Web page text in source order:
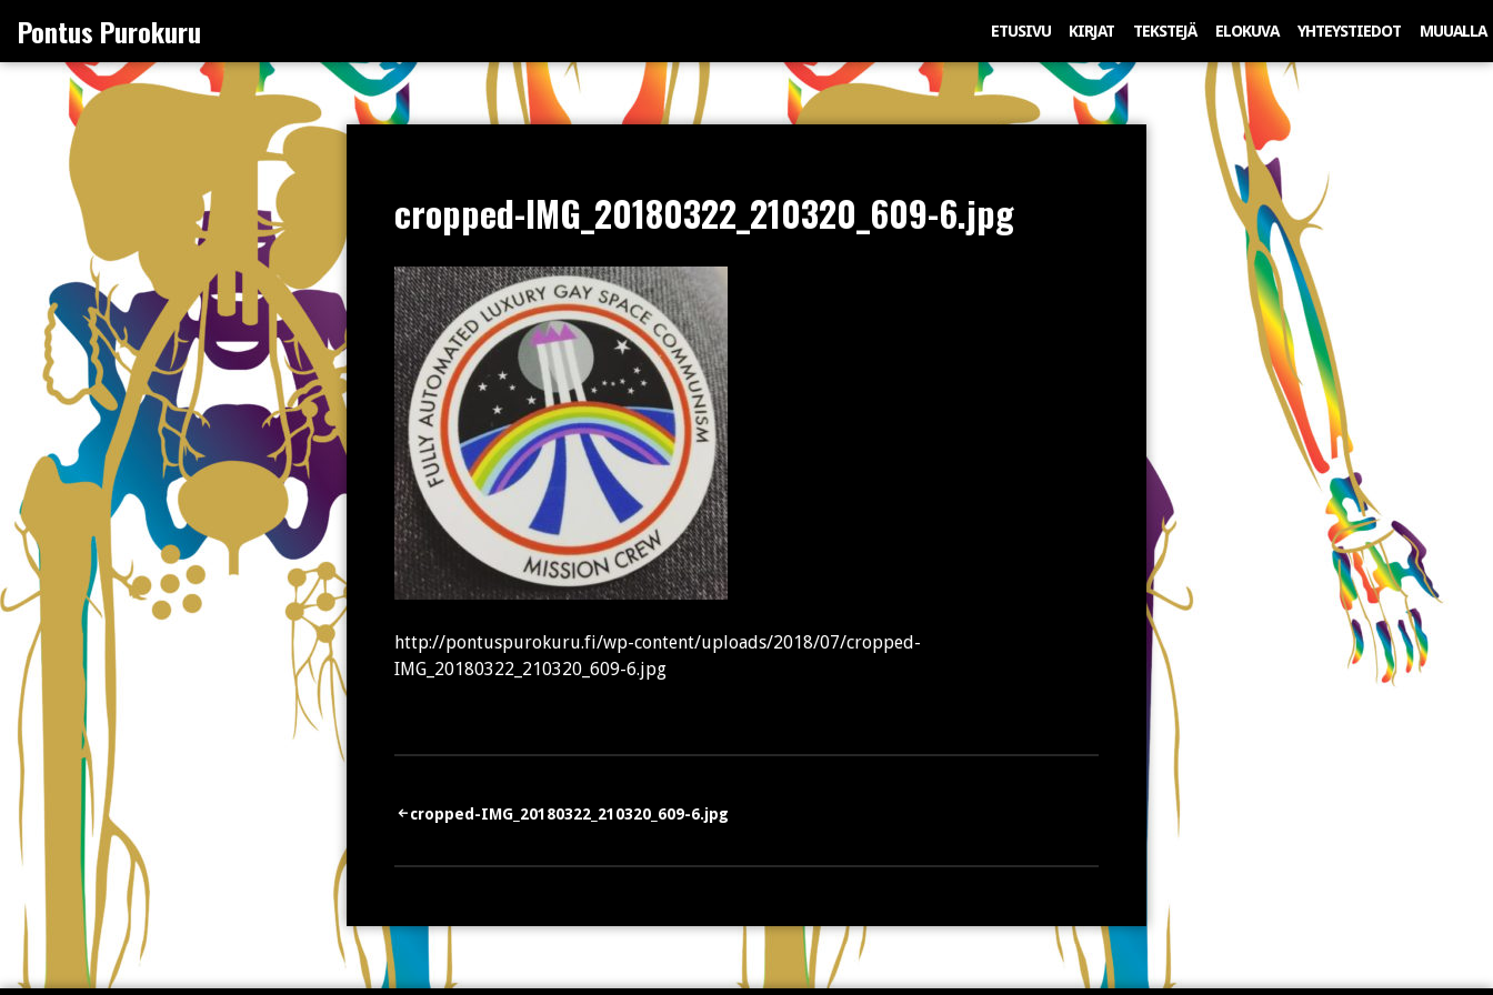
content
Pontus Purokuru ETUSIVU KIRJAT TEKSTEJÄ ELOKUVA YHTEYSTIEDOT MUUALLA
cropped-IMG_20180322_210320_609-6.jpg
http://pontuspurokuru.fi/wp-content/uploads/2018/07/cropped-
IMG_20180322_210320_609-6.jpg
Artikkelien
selaus
cropped-IMG_20180322_210320_609-6.jpg